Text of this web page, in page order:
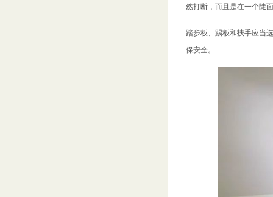
然打断，而且是在一个陡
踏步板、踢板和扶手应当
保安全。